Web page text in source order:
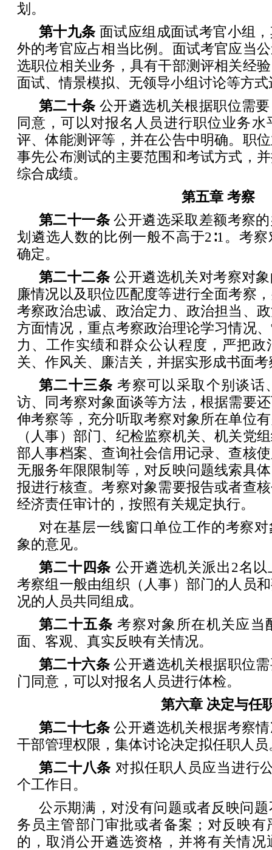
划。
第十九条 面试应组成面试考官小组
外的考官应占相当比例。面试考官应当
选职位相关业务，具有干部测评相关经
面试、情景模拟、无领导小组讨论等方式
第二十条 公开遴选机关根据职位需
同意，可以对报名人员进行职位业务
评、体能测评等，并在公告中明确。职
事先公布测试的主要范围和考试方式，
综合成绩。
第五章 考察
第二十一条公开遴选采取差额考察
划遴选人数的比例一般不高于2∶1。考
确定。
第二十二条公开遴选机关对考察对
廉情况以及职位匹配度等进行全面考察
考察政治忠诚、政治定力、政治担当、
方面情况，重点考察政治理论学习情况
力、工作实绩和群众公认程度，严把
关、作风关、廉洁关，并据实形成书面
第二十三条考察可以采取个别谈话
访、同考察对象面谈等方法，根据需要
伸考察等，充分听取考察对象所在单位
（人事）部门、纪检监察机关、机关党
部人事档案、查询社会信用记录、查核
无服务年限限制等，对反映问题线索具
报进行核查。考察对象需要报告或者查
经济责任审计的，按照有关规定执行。
对在基层一线窗口单位工作的考察
象的意见。
第二十四条公开遴选机关派出2名
考察组一般由组织（人事）部门的人员
况的人员共同组成。
第二十五条考察对象所在机关应当
面、客观、真实反映有关情况。
第二十六条公开遴选机关根据职位
门同意，可以对报名人员进行体检。
第六章 决定与任
第二十七条公开遴选机关根据考察
干部管理权限，集体讨论决定拟任职人员
第二十八条 对拟任职人员应当进行
个工作日。
公示期满，对没有问题或者反映问
务员主管部门审批或者备案；对反映有
的，取消公开遴选资格，并将有关情况